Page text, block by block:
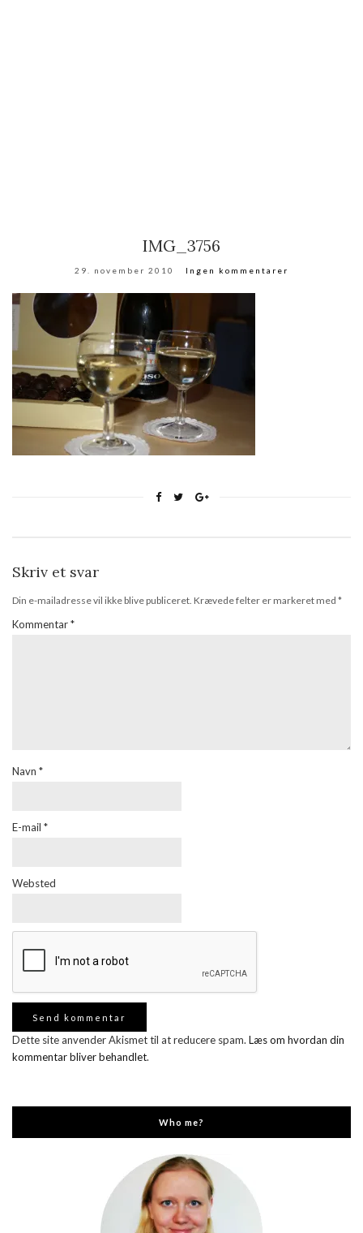
IMG_3756
29. november 2010 Ingen kommentarer
Skriv et svar
Din e-mailadresse vil ikke blive publiceret. Krævede felter er markeret med *
Kommentar*
Navn *
E-mail *
Websted
Dette site anvender Akismet til at reducere spam. Læs om hvordan din
kommentar bliver behandlet.
Who me?